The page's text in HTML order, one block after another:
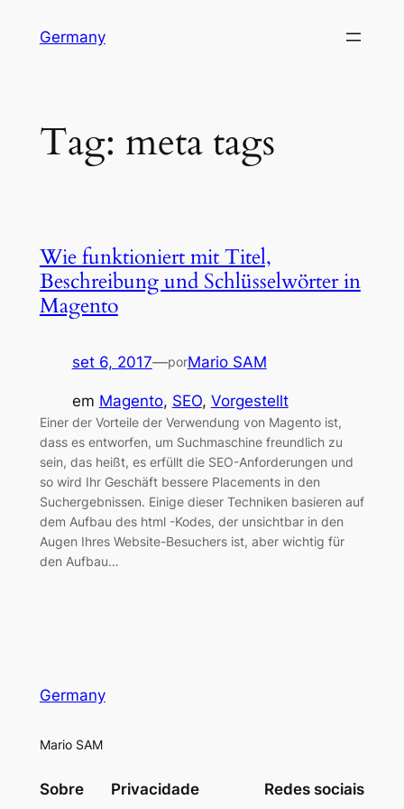
Germany
Tag: meta tags
Wie funktioniert mit Titel,
Beschreibung und Schlüsselwörter in
Magento
set 6, 2017—porMario SAM
em Magento, SEO, Vorgestellt
Einer der Vorteile der Verwendung von Magento ist,
dass es entworfen, um Suchmaschine freundlich zu
sein, das heißt, es erfüllt die SEO-Anforderungen und
so wird Ihr Geschäft bessere Placements in den
Suchergebnissen. Einige dieser Techniken basieren auf
dem Aufbau des html -Kodes, der unsichtbar in den
Augen Ihres Website-Besuchers ist, aber wichtig für
den Aufbau…
Germany
Mario SAM
Sobre Privacidade Redes sociais